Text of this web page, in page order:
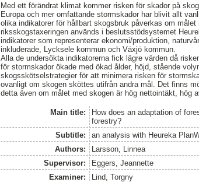
Med ett förändrat klimat kommer risken för skador på
Europa och mer omfattande stormskador har blivit allt
olika indikatorer för hållbart skogsbruk påverkas om
riksskogstaxeringen används i beslutsstödsystemet
indikatorer som representerar ekonomi/produktion,
inkluderade, Lycksele kommun och Växjö kommun.
Alla de undersökta indikatorerna fick lägre värden då
för stormskador ökade med ökad ålder, höjd, stående
skogsskötselstrategier för att minimera risken för
ovanligt om skogen sköttes utifrån andra mål. Det finns
detta även om målet med skogen är hög nettointäkt, hög
Main title:
How does an adaptation of
forestry?
Subtitle:
an analysis with Heureka
Authors:
Larsson, Linnea
Supervisor:
Eggers, Jeannette
Examiner:
Lind, Torgny